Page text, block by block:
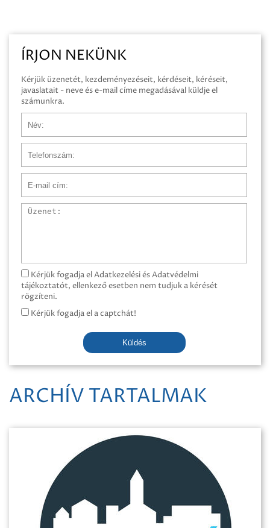
ÍRJON NEKÜNK
Kérjük üzenetét, kezdeményezéseit, kérdéseit, kéréseit,
javaslatait - neve és e-mail címe megadásával küldje el
számunkra.
Üzenet
Kérjük fogadja el Adatkezelési és Adatvédelmi
tájékoztatót, ellenkező esetben nem tudjuk a kérését
rögzíteni.
Kérjük fogadja el a captchát!
Küldés
ARCHÍV TARTALMAK